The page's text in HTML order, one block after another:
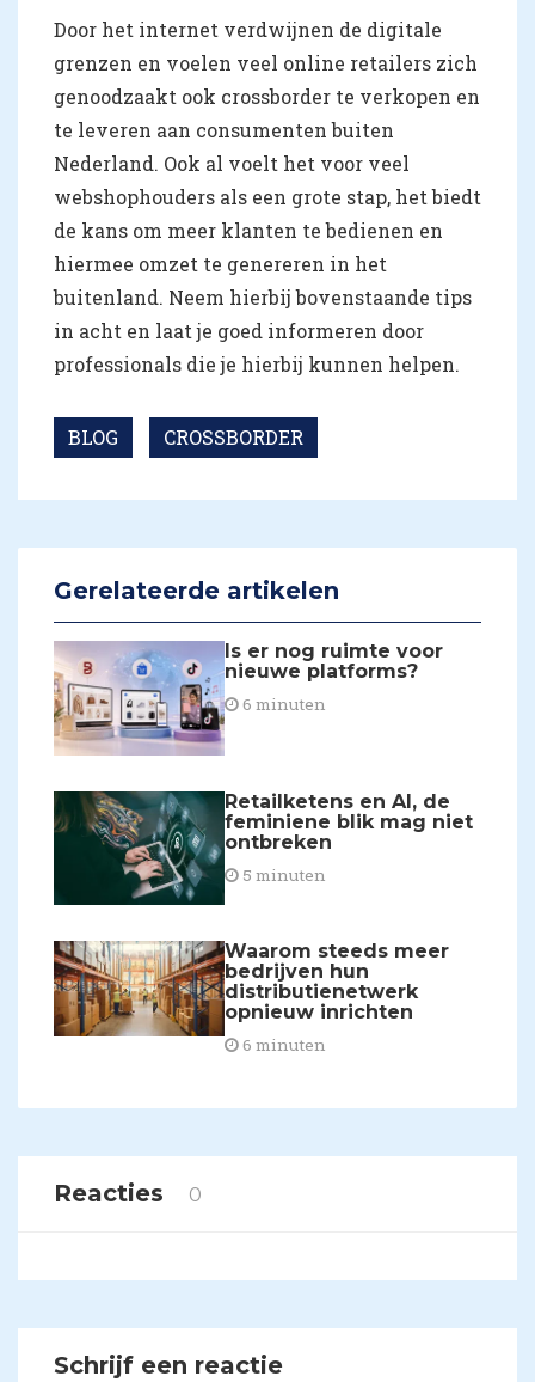
Door het internet verdwijnen de digitale
grenzen en voelen veel online retailers zich
genoodzaakt ook crossborder te verkopen en
te leveren aan consumenten buiten
Nederland. Ook al voelt het voor veel
webshophouders als een grote stap, het biedt
de kans om meer klanten te bedienen en
hiermee omzet te genereren in het
buitenland. Neem hierbij bovenstaande tips
in acht en laat je goed informeren door
professionals die je hierbij kunnen helpen.
BLOG CROSSBORDER
Gerelateerde artikelen
Is er nog ruimte voor
nieuwe platforms?
6 minuten
Retailketens en AI, de
feminiene blik mag niet
ontbreken
5 minuten
Waarom steeds meer
bedrijven hun
distributienetwerk
opnieuw inrichten
6 minuten
Reacties 0
Schrijf een reactie